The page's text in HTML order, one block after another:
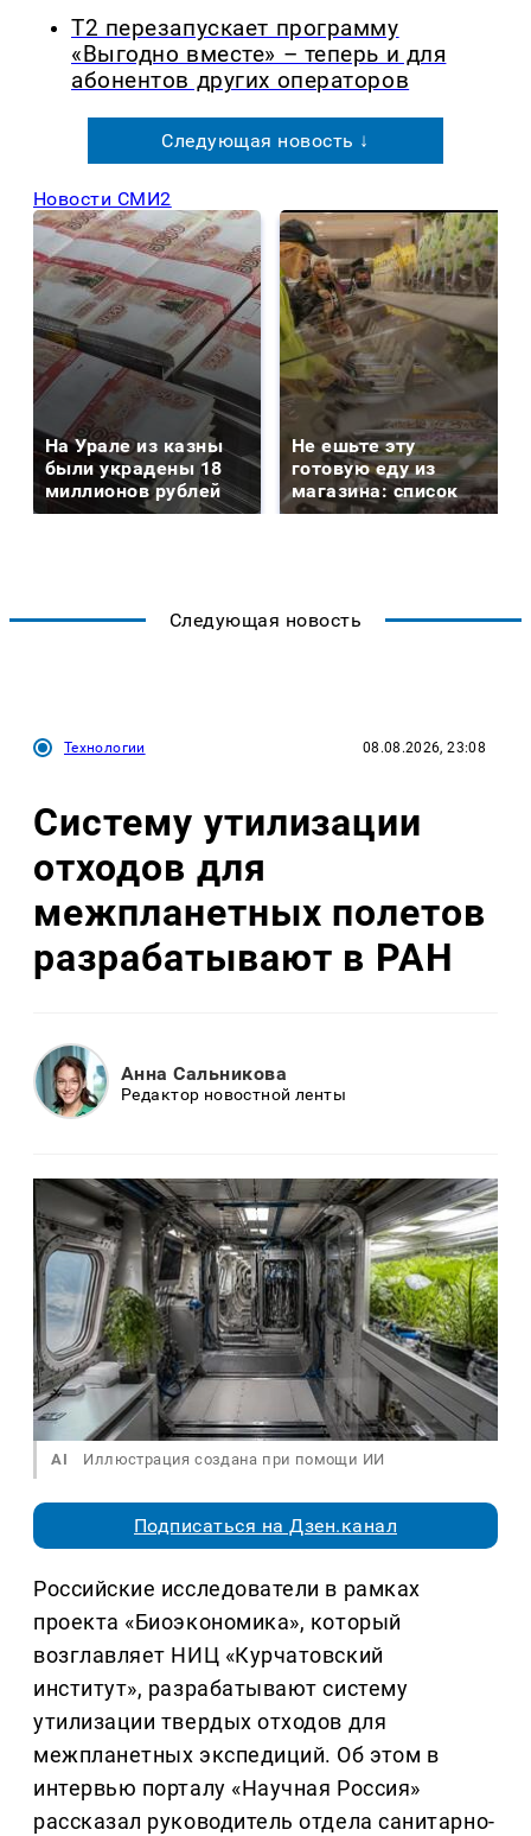
Т2 перезапускает программу
«Выгодно вместе» – теперь и для
абонентов других операторов
Следующая новость ↓
Новости СМИ2
На Урале из казны
были украдены 18
миллионов рублей
Не ешьте эту
готовую еду из
магазина: список
Следующая новость
Технологии 08.08.2026, 23:08
Систему утилизации
отходов для
межпланетных полетов
разрабатывают в РАН
Анна Сальникова
Редактор новостной ленты
AI Иллюстрация создана при помощи ИИ
Подписаться на Дзен.канал
Российские исследователи в рамках
проекта «Биоэкономика», который
возглавляет НИЦ «Курчатовский
институт», разрабатывают систему
утилизации твердых отходов для
межпланетных экспедиций. Об этом в
интервью порталу «Научная Россия»
рассказал руководитель отдела санитарно-